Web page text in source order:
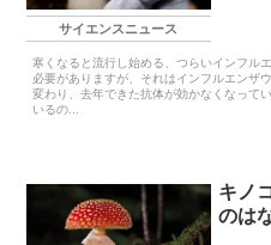
サイエンスニュース
寒くなると流行し始める、つらいインフル
必要がありますが、それはインフルエンザ
変わり、去年できた抗体が効かなくなって
いるの...
キノ
のは